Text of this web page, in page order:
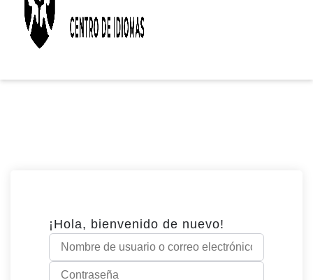
¡Hola, bienvenido de nuevo!